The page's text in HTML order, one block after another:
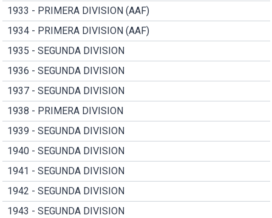
1933 - PRIMERA DIVISION (AAF)
1934 - PRIMERA DIVISION (AAF)
1935 - SEGUNDA DIVISION
1936 - SEGUNDA DIVISION
1937 - SEGUNDA DIVISION
1938 - PRIMERA DIVISION
1939 - SEGUNDA DIVISION
1940 - SEGUNDA DIVISION
1941 - SEGUNDA DIVISION
1942 - SEGUNDA DIVISION
1943 - SEGUNDA DIVISION